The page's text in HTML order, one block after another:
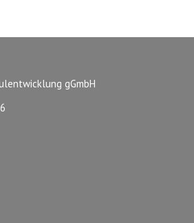
gGmbH